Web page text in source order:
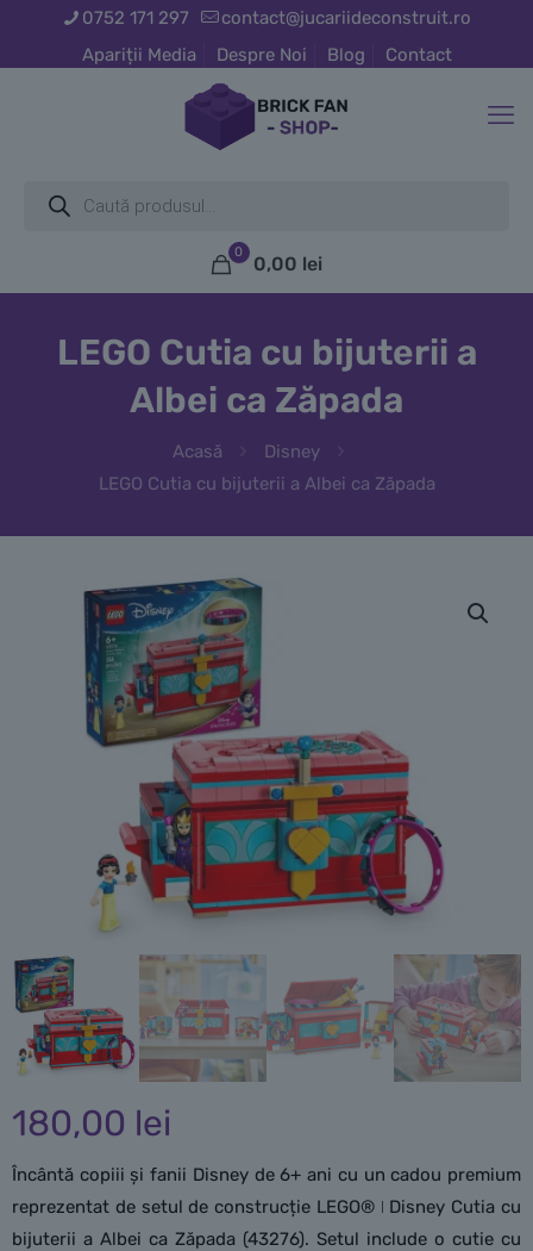
0752 171 297
contact@jucariideconstruit.ro
Apariții Media
Despre Noi Blog Contact
search
0
0,00 lei
LEGO Cutia cu bijuterii a
Albei ca Zăpada
Acasă
Disney
LEGO Cutia cu bijuterii a Albei ca Zăpada
180,00 lei
Încântă copiii și fanii Disney de 6+ ani cu un cadou premium
reprezentat de setul de construcție LEGO® ǀ Disney Cutia cu
bijuterii a Albei ca Zăpada (43276). Setul include o cutie cu